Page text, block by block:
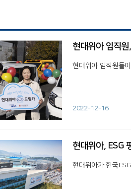
현대위아 임직
현대위아 임직원들
2022-12-16
현대위아, ESG
현대위아가 한국